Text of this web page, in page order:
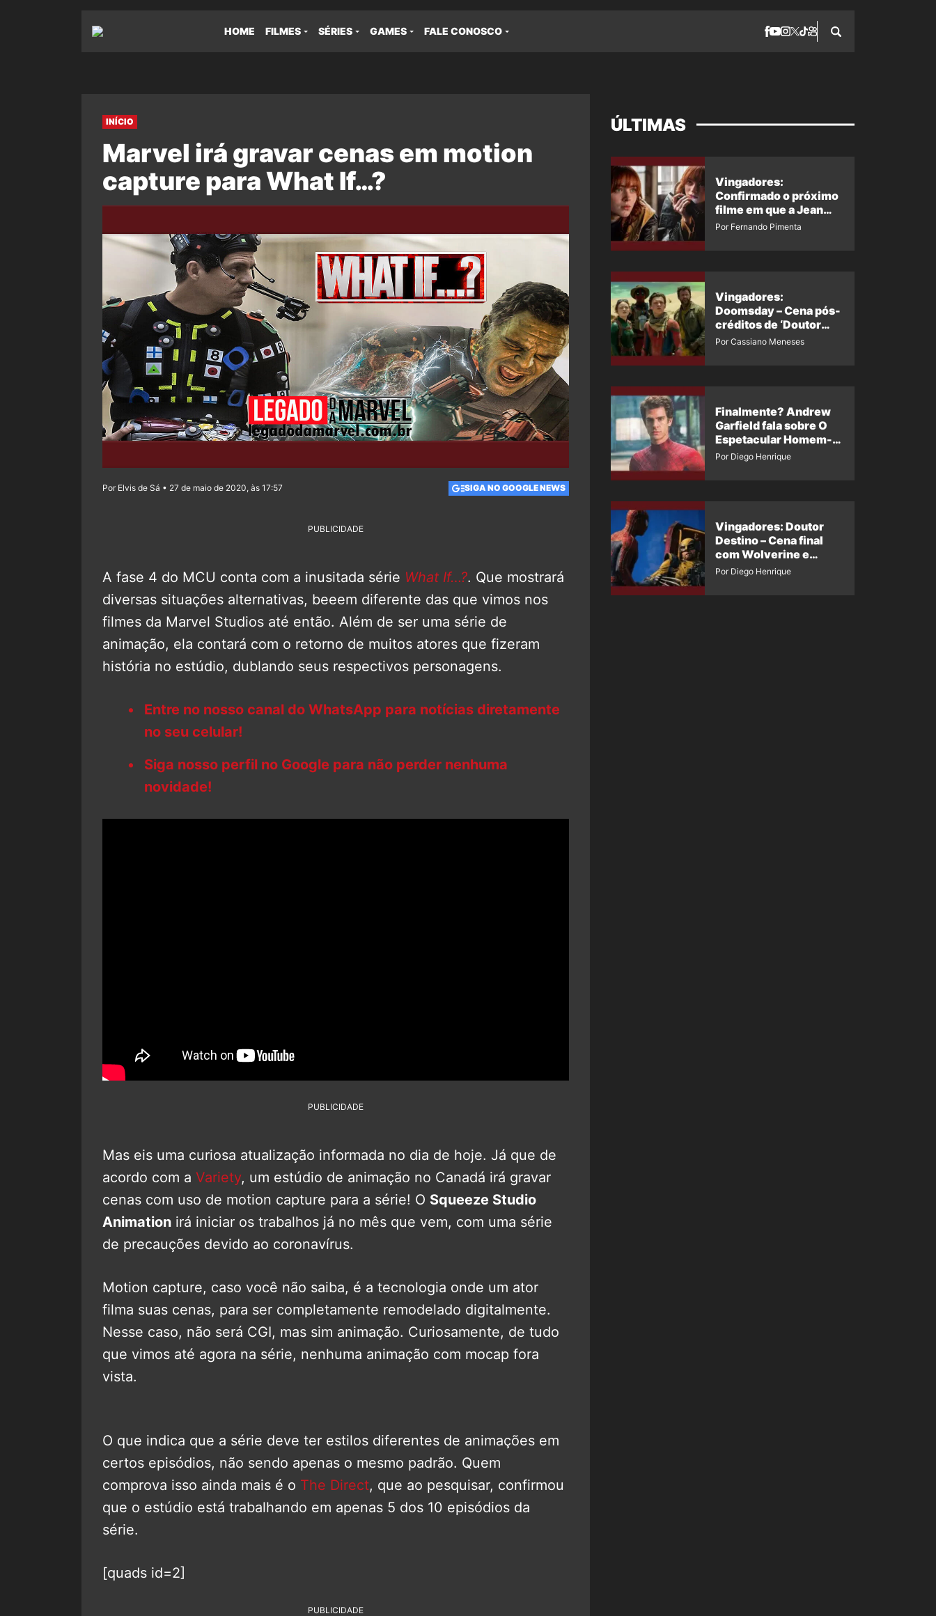
HOME FILMES SÉRIES GAMES FALE CONOSCO
INÍCIO
Marvel irá gravar cenas em motion
capture para What If…?
Por Elvis de Sá • 27 de maio de 2020, às 17:57 SIGA NO GOOGLE NEWS
PUBLICIDADE
A fase 4 do MCU conta com a inusitada série What If…?. Que mostrará
diversas situações alternativas, beeem diferente das que vimos nos
filmes da Marvel Studios até então. Além de ser uma série de
animação, ela contará com o retorno de muitos atores que fizeram
história no estúdio, dublando seus respectivos personagens.
Entre no nosso canal do WhatsApp para notícias diretamente
no seu celular!
Siga nosso perfil no Google para não perder nenhuma
novidade!
PUBLICIDADE
Mas eis uma curiosa atualização informada no dia de hoje. Já que de
acordo com a Variety, um estúdio de animação no Canadá irá gravar
cenas com uso de motion capture para a série! O Squeeze Studio
Animation irá iniciar os trabalhos já no mês que vem, com uma série
de precauções devido ao coronavírus.
Motion capture, caso você não saiba, é a tecnologia onde um ator
filma suas cenas, para ser completamente remodelado digitalmente.
Nesse caso, não será CGI, mas sim animação. Curiosamente, de tudo
que vimos até agora na série, nenhuma animação com mocap fora
vista.
O que indica que a série deve ter estilos diferentes de animações em
certos episódios, não sendo apenas o mesmo padrão. Quem
comprova isso ainda mais é o The Direct, que ao pesquisar, confirmou
que o estúdio está trabalhando em apenas 5 dos 10 episódios da
série.
[quads id=2]
PUBLICIDADE
ÚLTIMAS
Vingadores:
Confirmado o próximo
filme em que a Jean
Grey irá aparecer
Por Fernando Pimenta
Vingadores:
Doomsday – Cena pós-
créditos de ‘Doutor
Destino’ é revelada
Por Cassiano Meneses
Finalmente? Andrew
Garfield fala sobre O
Espetacular Homem-
Aranha 3
Por Diego Henrique
Vingadores: Doutor
Destino – Cena final
com Wolverine e
Homem-Aranha de
Por Diego Henrique